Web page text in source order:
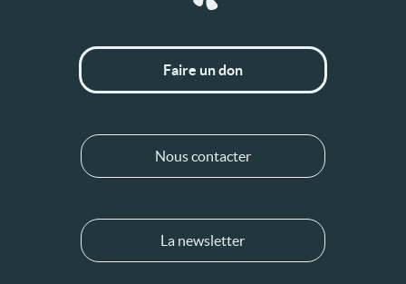
Faire un don
Nous contacter
La newsletter